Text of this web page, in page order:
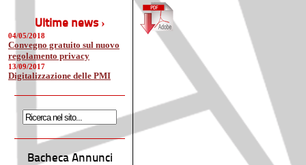
Ultime news ›
04/05/2018
Convegno gratuito sul nuovo
regolamento privacy
13/09/2017
Digitalizzazione delle PMI
Bacheca Annunci